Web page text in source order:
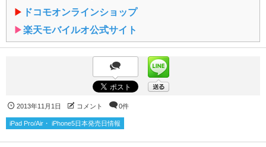
▶︎ ドコモオンラインショップ
▶︎楽天モバイルオ公式サイト
2013年11月1日 コメント 0件
iPad Pro/Air・ iPhone5日本発売日情報